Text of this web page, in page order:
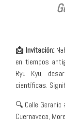
📩 Invitación:
en tiempos
Ryu Kyu,
científicas.
🔍 Calle
Cuernavaca,